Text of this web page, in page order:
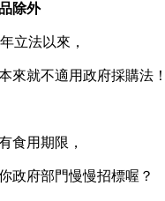
除外
立法以來，
來就不適用政府採購法！
食用期限，
政府部門慢慢招標喔？